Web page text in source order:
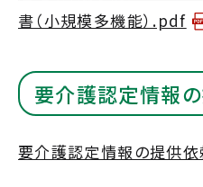
書（小規模多機能）.pdf
要介護認定情報
要介護認定情報の提供